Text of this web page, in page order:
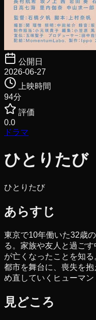
公開日
2026-06-27
上映時間
94分
評価
0.0
ドラマ
ひとりたび
ひとりたび
あらすじ
東京で10年働いた32歳
る。家族や友人と過ご
が亡くなったことを知
都市を舞台に、喪失を
め直していくヒューマン
見どころ